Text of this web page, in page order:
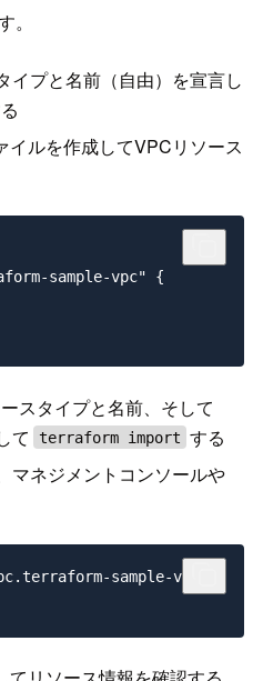
イプと名前（自由）を宣言し
イルを作成してVPCリソース
sample-vpc" {
スタイプと名前、そして
て
terraform import する
マネジメントコンソールや
sample-vpc